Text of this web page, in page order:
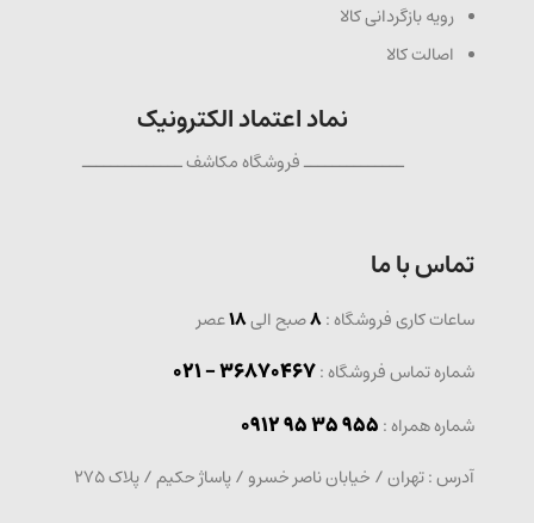
رویه بازگردانی کالا
اصالت کالا
نماد اعتماد الکترونیک
ــــــــــــــ فروشگاه مکاشف ــــــــــــــ
تماس با ما
ساعات کاری فروشگاه :8صبح الی18عصر
شماره تماس فروشگاه :36870467 - 021
0912 95 35 955 : شماره همراه
آدرس : تهران / خیابان ناصر خسرو / پاساژ حکیم / پلاک 275